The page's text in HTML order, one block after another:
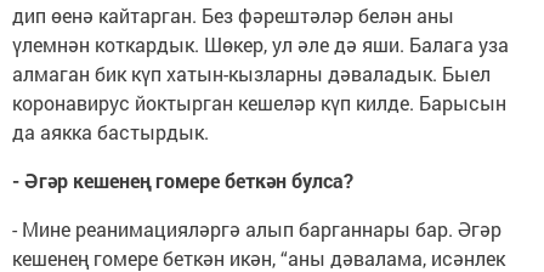
дип өенә кайтарган. Без фәрештәләр белән аны
үлемнән коткардык. Шөкер, ул әле дә яши. Балага уза
алмаган бик күп хатын-кызларны дәваладык. Быел
коронавирус йоктырган кешеләр күп килде. Барысын
да аякка бастырдык.
- Әгәр кешенең гомере беткән булса?
- Мине реанимацияләргә алып барганнары бар. Әгәр
кешенең гомере беткән икән, “аны дәвалама, исәнлек